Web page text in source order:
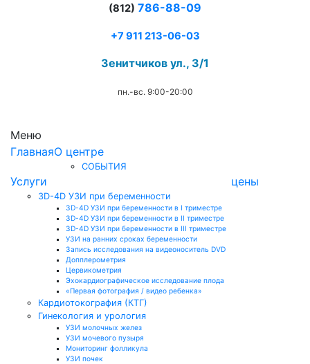
(812) 786-88-09
+7 911 213-06-03
Зенитчиков ул., 3/1
пн.-вс. 9:00-20:00
Меню
ГлавнаяО центре
СОБЫТИЯ
Услуги
3D-4D УЗИ при беременности
3D-4D УЗИ при беременности в I триместре
3D-4D УЗИ при беременности в II триместре
3D-4D УЗИ при беременности в III триместре
УЗИ на ранних сроках беременности
Запись исследования на видеоноситель DVD
Допплерометрия
Цервикометрия
Эхокардиографическое исследование плода
«Первая фотография / видео ребенка»
Кардиотокография (КТГ)
Гинекология и урология
УЗИ молочных желез
УЗИ мочевого пузыря
Мониторинг фолликула
УЗИ почек
цены